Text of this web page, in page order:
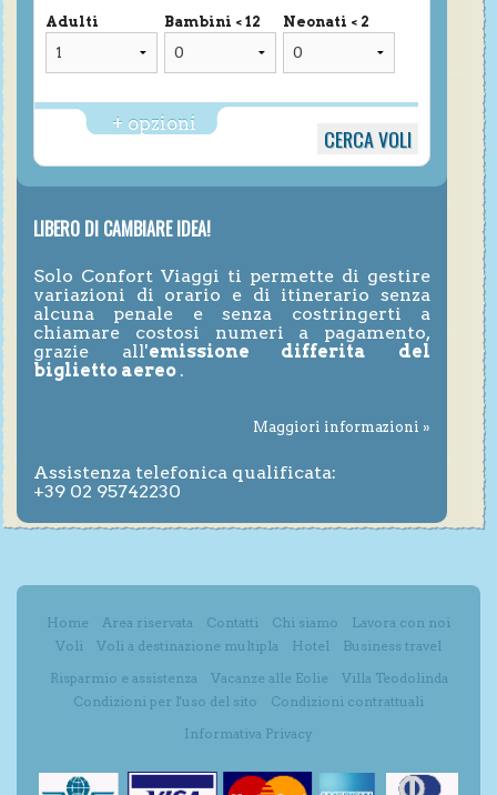
Adulti Bambini < 12 Neonati < 2
+ opzioni
LIBERO DI CAMBIARE IDEA!
Solo Confort Viaggi ti permette di gestire
variazioni di orario e di itinerario senza
alcuna penale e senza costringerti a
chiamare costosi numeri a pagamento,
grazie all'emissione differita del
biglietto aereo .
Maggiori informazioni »
Assistenza telefonica qualificata:
+39 02 95742230
Home Area riservata Contatti Chi siamo
Lavora con noi
Voli
Voli a destinazione multipla Hotel
Business travel
Risparmio e assistenza
Vacanze alle Eolie
Villa Teodolinda
Condizioni per l'uso del sito
Condizioni contrattuali
Informativa Privacy